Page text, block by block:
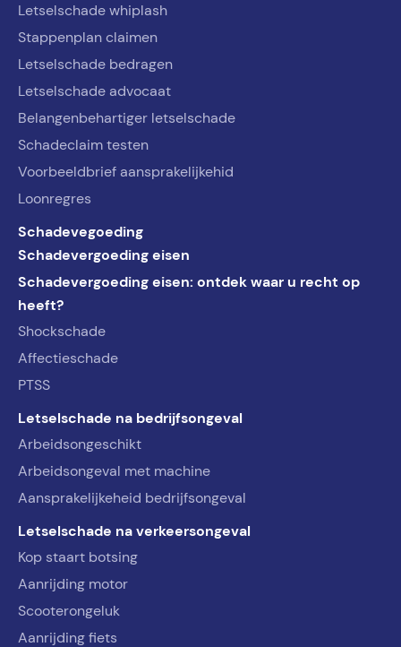
Letselschade whiplash
Stappenplan claimen
Letselschade bedragen
Letselschade advocaat
Belangenbehartiger letselschade
Schadeclaim testen
Voorbeeldbrief aansprakelijkehid
Loonregres
Schadevegoeding
Schadevergoeding eisen
Schadevergoeding eisen: ontdek waar u recht op
heeft?
Shockschade
Affectieschade
PTSS
Letselschade na bedrijfsongeval
Arbeidsongeschikt
Arbeidsongeval met machine
Aansprakelijkeheid bedrijfsongeval
Letselschade na verkeersongeval
Kop staart botsing
Aanrijding motor
Scooterongeluk
Aanrijding fiets